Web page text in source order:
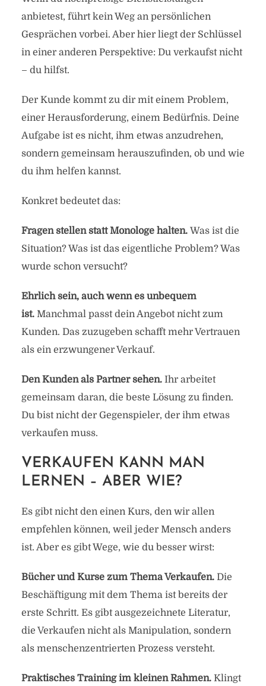
anbietest, führt kein Weg an persönlichen
Gesprächen vorbei. Aber hier liegt der Schlüssel
in einer anderen Perspektive: Du verkaufst nicht
– du hilfst.
Der Kunde kommt zu dir mit einem Problem,
einer Herausforderung, einem Bedürfnis. Deine
Aufgabe ist es nicht, ihm etwas anzudrehen,
sondern gemeinsam herauszufinden, ob und wie
du ihm helfen kannst.
Konkret bedeutet das:
Fragen stellen statt Monologe halten.Was ist die
Situation? Was ist das eigentliche Problem? Was
wurde schon versucht?
Ehrlich sein, auch wenn es unbequem
ist.Manchmal passt dein Angebot nicht zum
Kunden. Das zuzugeben schafft mehr Vertrauen
als ein erzwungener Verkauf.
Den Kunden als Partner sehen.Ihr arbeitet
gemeinsam daran, die beste Lösung zu finden.
Du bist nicht der Gegenspieler, der ihm etwas
verkaufen muss.
VERKAUFEN KANN MAN
LERNEN – ABER WIE?
Es gibt nicht den einen Kurs, den wir allen
empfehlen können, weil jeder Mensch anders
ist. Aber es gibt Wege, wie du besser wirst:
Bücher und Kurse zum Thema Verkaufen.Die
Beschäftigung mit dem Thema ist bereits der
erste Schritt. Es gibt ausgezeichnete Literatur,
die Verkaufen nicht als Manipulation, sondern
als menschenzentrierten Prozess versteht.
Praktisches Training im kleinen Rahmen.Klingt